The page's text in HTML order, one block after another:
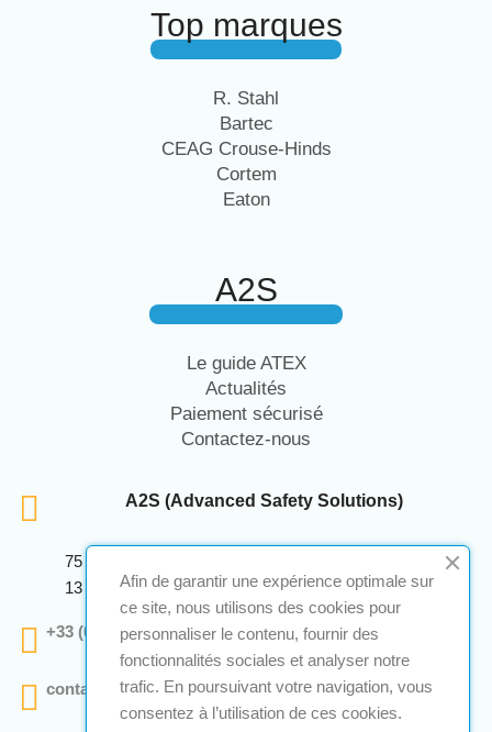
Top marques
R. Stahl
Bartec
CEAG Crouse-Hinds
Cortem
Eaton
A2S
Le guide ATEX
Actualités
Paiement sécurisé
Contactez-nous
A2S (Advanced Safety Solutions)
75 Avenue Marcellin Berthelot Anthelios Bâtiment E
13 290 Aix En Provence
+33 (0)4 12 28 00 69
contact@a2s-atex.com
Afin de garantir une expérience optimale sur
ce site, nous utilisons des cookies pour
personnaliser le contenu, fournir des
fonctionnalités sociales et analyser notre
trafic. En poursuivant votre navigation, vous
consentez à l’utilisation de ces cookies.